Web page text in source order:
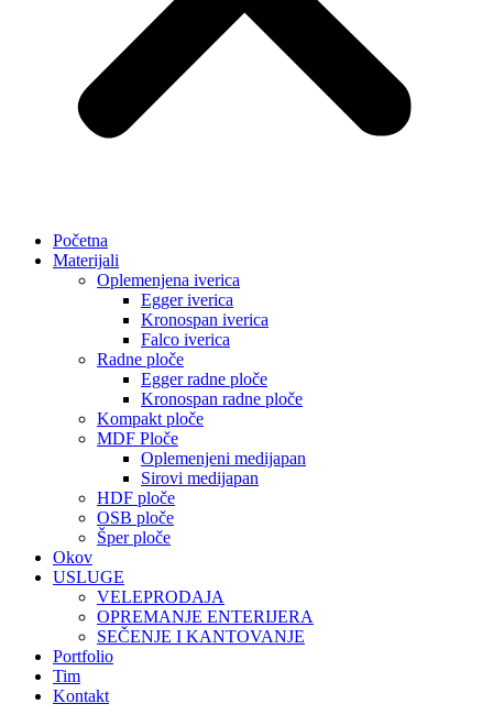
Početna
Materijali
Oplemenjena iverica
Egger iverica
Kronospan iverica
Falco iverica
Radne ploče
Egger radne ploče
Kronospan radne ploče
Kompakt ploče
MDF Ploče
Oplemenjeni medijapan
Sirovi medijapan
HDF ploče
OSB ploče
Šper ploče
Okov
USLUGE
VELEPRODAJA
OPREMANJE ENTERIJERA
SEČENJE I KANTOVANJE
Portfolio
Tim
Kontakt